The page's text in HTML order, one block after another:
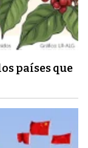
países que